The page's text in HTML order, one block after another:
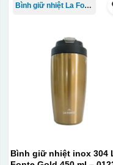
Bình giữ nhiệt La Fonte
Bình giữ nhiệt inox 304